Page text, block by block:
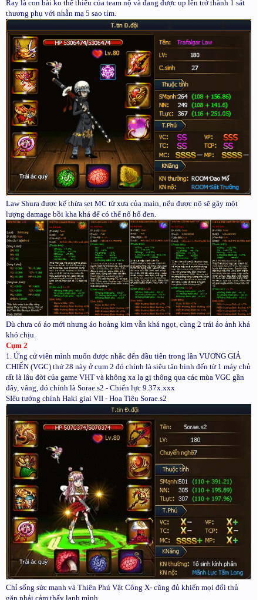
Ray là con bài ko thể thiếu của team nộ và đang được up lên trở thành 1 sát
thương phụ với nhẫn mạ 5 sao tím.
Law Shura được kế thừa set MC từ xưa của main, nếu được nộ sẽ gây một
lượng damage bồi kha khá để có thể nổ hố đen.
Dù chưa có áo mới nhưng áo hoàng kim vẫn khá ngọt, cùng 2 trái ảo ảnh khá
khó chịu.
Cụm 2
1. Ứng cử viên mình muốn được nhắc đến đầu tiên trong lần VƯƠNG GIẢ
CHIẾN (VGC) thứ 28 này ở cụm 2 đó chính là siêu tân binh đến từ 1 máy chủ
rất là lâu đời của game VHT và không xa lạ gị thông qua các mùa VGC gần
đây, vâng, đó chính là Sorae.s2 - Chiến lực 9.37x.xxx
SIêu tướng chính Haki giai VII - Hoa Tiêu Sorae.s2
Chỉ sống sức mạnh và Thiên Phú Vật Công X- cũng đủ khiến mọi đối thủ
gặp phải cảm thấy lạnh mình.